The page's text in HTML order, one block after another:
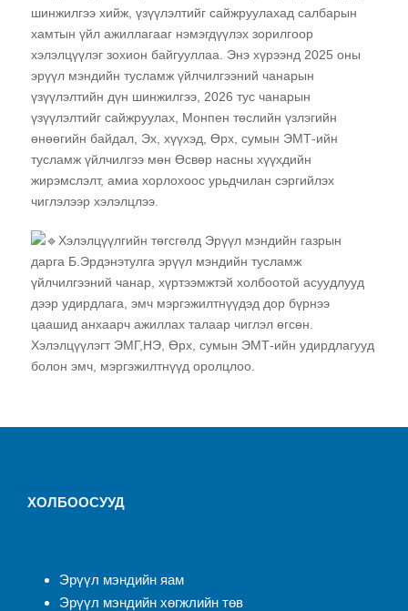
шинжилгээ хийж, үзүүлэлтийг сайжруулахад салбарын
хамтын үйл ажиллагааг нэмэгдүүлэх зорилгоор
хэлэлцүүлэг зохион байгууллаа. Энэ хүрээнд 2025 оны
эрүүл мэндийн тусламж үйлчилгээний чанарын
үзүүлэлтийн дүн шинжилгээ, 2026 тус чанарын
үзүүлэлтийг сайжруулах, Монпен төслийн үзлэгийн
өнөөгийн байдал, Эх, хүүхэд, Өрх, сумын ЭМТ-ийн
тусламж үйлчилгээ мөн Өсвөр насны хүүхдийн
жирэмслэлт, амиа хорлохоос урьдчилан сэргийлэх
чиглэлээр хэлэлцлээ.
Хэлэлцүүлгийн төгсгөлд Эрүүл мэндийн газрын
дарга Б.Эрдэнэтулга эрүүл мэндийн тусламж
үйлчилгээний чанар, хүртээмжтэй холбоотой асуудлууд
дээр удирдлага, эмч мэргэжилтнүүдэд дор бүрнээ
цаашид анхаарч ажиллах талаар чиглэл өгсөн.
Хэлэлцүүлэгт ЭМГ,НЭ, Өрх, сумын ЭМТ-ийн удирдлагууд
болон эмч, мэргэжилтнүүд оролцлоо.
ХОЛБООСУУД
Эрүүл мэндийн яам
Эрүүл мэндийн хөгжлийн төв